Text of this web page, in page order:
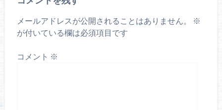
メールアドレスが公開されることはありません。
※
が付いている欄は必須項目です
コメント ※